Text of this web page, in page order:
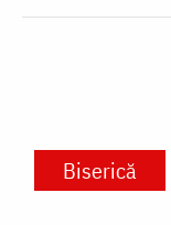
Biserică